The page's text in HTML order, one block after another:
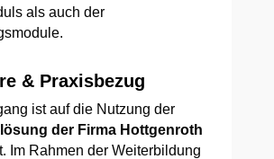
als auch der
& Praxisbezug
ist auf die Nutzung der
der Firma Hottgenroth
Im Rahmen der Weiterbildung